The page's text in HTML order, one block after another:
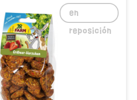
en
reposición